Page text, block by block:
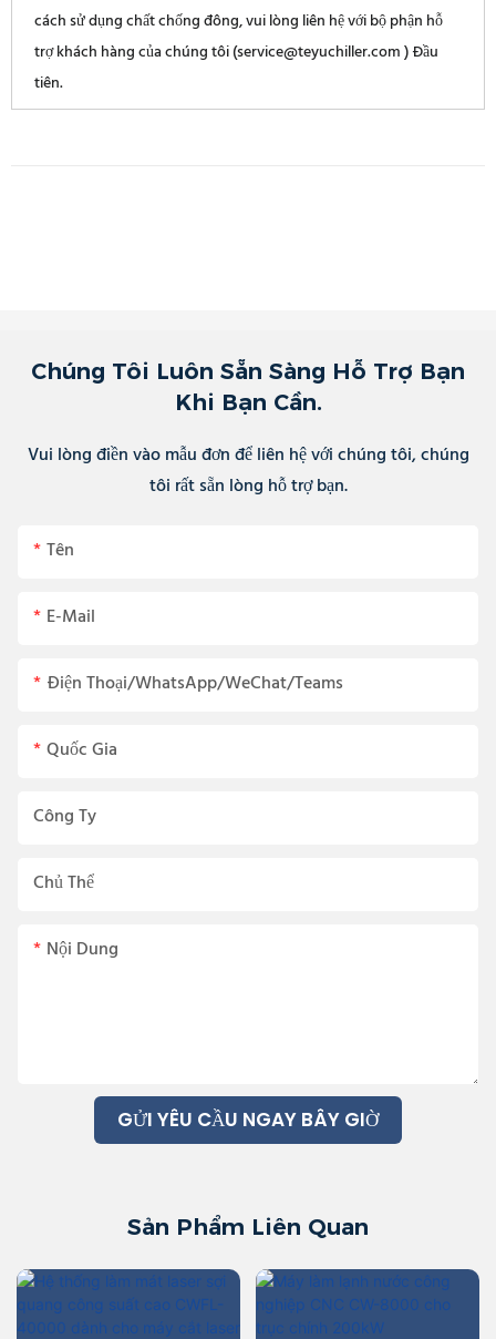
cách sử dụng chất chống đông, vui lòng liên hệ với bộ phận hỗ
trợ khách hàng của chúng tôi (service@teyuchiller.com ) Đầu
tiên.
Chúng Tôi Luôn Sẵn Sàng Hỗ Trợ Bạn
Khi Bạn Cần.
Vui lòng điền vào mẫu đơn để liên hệ với chúng tôi, chúng
tôi rất sẵn lòng hỗ trợ bạn.
Tên
E-Mail
Điện Thoại/WhatsApp/WeChat/Teams
Quốc Gia
Công Ty
Chủ Thể
Nội Dung
GỬI YÊU CẦU NGAY BÂY GIỜ
Sản Phẩm Liên Quan